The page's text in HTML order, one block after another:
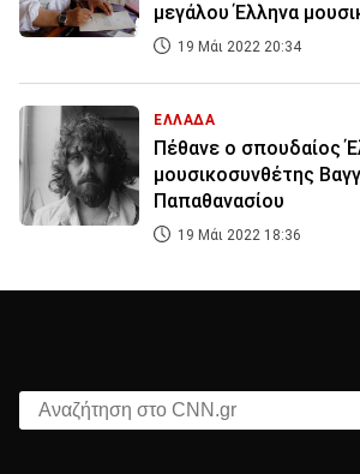
μεγάλου Έλληνα
19 Μάι 2022 20:34
ΕΛΛΑΔΑ
Πέθανε ο σπουδαίος
μουσικοσυνθέτης
Παπαθανασίου
19 Μάι 2022 18:36
Αναζήτηση στο CNN.gr